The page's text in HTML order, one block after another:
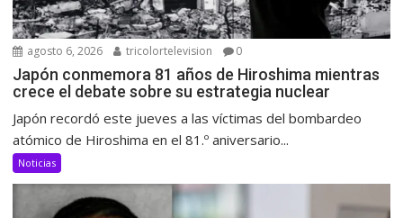
agosto 6, 2026 tricolortelevision 0
Japón conmemora 81 años de Hiroshima mientras
crece el debate sobre su estrategia nuclear
Japón recordó este jueves a las víctimas del bombardeo
atómico de Hiroshima en el 81.º aniversario...
Noticias